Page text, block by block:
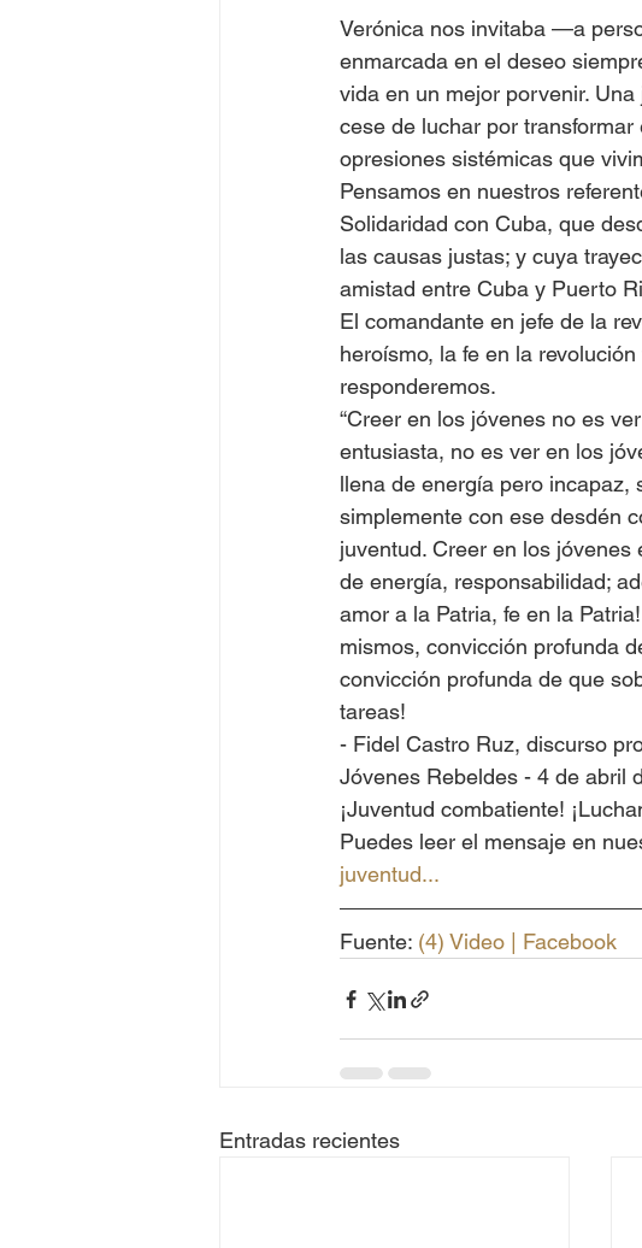
Verónica nos invitaba —a
enmarcada en el deseo
vida en un mejor porvenir.
cese de luchar por
opresiones sistémicas que
Pensamos en nuestros
Solidaridad con Cuba, que
las causas justas; y cuya
amistad entre Cuba y Puerto
El comandante en jefe de la
heroísmo, la fe en la
responderemos.
“Creer en los jóvenes no es
entusiasta, no es ver en los
llena de energía pero incapaz,
simplemente con ese desdén
juventud. Creer en los
de energía, responsabilidad;
amor a la Patria, fe en la
mismos, convicción profunda
convicción profunda de que
tareas!
- Fidel Castro Ruz, discurso
Jóvenes Rebeldes - 4 de abril
¡Juventud combatiente!
Puedes leer el mensaje en
juventud...
Fuente: (4) Video | Facebook
Entradas recientes